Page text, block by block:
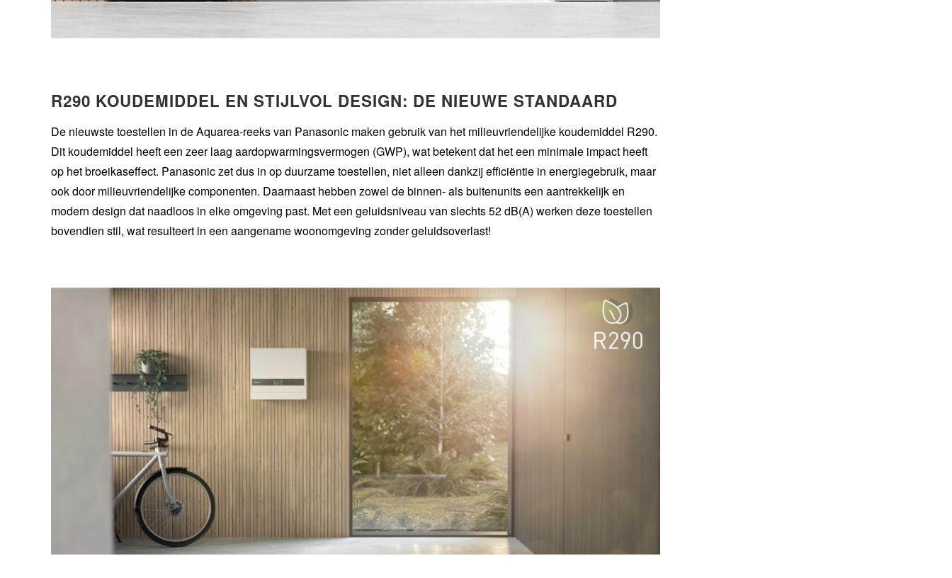
R290 KOUDEMIDDEL EN STIJLVOL DESIGN: DE NIEUWE STANDAARD
De nieuwste toestellen in de Aquarea-reeks van Panasonic maken gebruik van het milieuvriendelijke koudemiddel R290.
Dit koudemiddel heeft een zeer laag aardopwarmingsvermogen (GWP), wat betekent dat het een minimale impact heeft
op het broeikaseffect. Panasonic zet dus in op duurzame toestellen, niet alleen dankzij efficiëntie in energiegebruik, maar
ook door milieuvriendelijke componenten. Daarnaast hebben zowel de binnen- als buitenunits een aantrekkelijk en
modern design dat naadloos in elke omgeving past. Met een geluidsniveau van slechts 52 dB(A) werken deze toestellen
bovendien stil, wat resulteert in een aangename woonomgeving zonder geluidsoverlast!